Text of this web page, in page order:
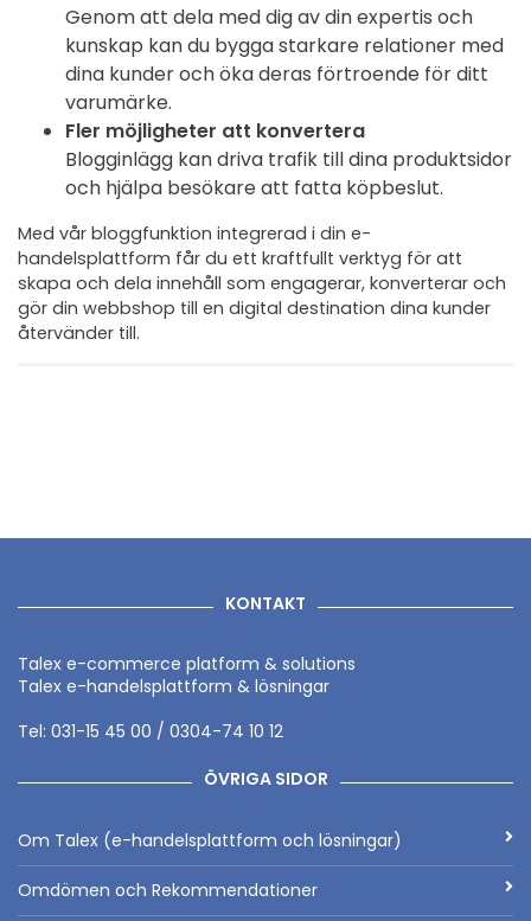
Genom att dela med dig av din expertis och
kunskap kan du bygga starkare relationer med
dina kunder och öka deras förtroende för ditt
varumärke.
Fler möjligheter att konvertera
Blogginlägg kan driva trafik till dina produktsidor
och hjälpa besökare att fatta köpbeslut.
Med vår bloggfunktion integrerad i din e-
handelsplattform får du ett kraftfullt verktyg för att
skapa och dela innehåll som engagerar, konverterar och
gör din webbshop till en digital destination dina kunder
återvänder till.
KONTAKT
Talex e-commerce platform & solutions
Talex e-handelsplattform & lösningar
Tel: 031-15 45 00 / 0304-74 10 12
ÖVRIGA SIDOR
Om Talex (e-handelsplattform och lösningar)
Omdömen och Rekommendationer